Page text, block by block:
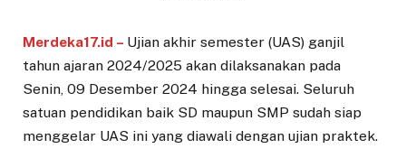
Merdeka17.id – Ujian akhir semester (UAS) ganjil
tahun ajaran 2024/2025 akan dilaksanakan pada
Senin, 09 Desember 2024 hingga selesai. Seluruh
satuan pendidikan baik SD maupun SMP sudah siap
menggelar UAS ini yang diawali dengan ujian praktek.